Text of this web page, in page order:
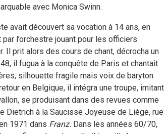
avec Monica Swinn.
avait découvert sa vocation à 14 ans, en
l’orchestre jouant pour les officiers
Il prit alors des cours de chant, décrocha un
il fugua à la conquête de Paris et chantait
silhouette fragile mais voix de baryton
en Belgique, il intégra une troupe, imitant
se produisant dans des revues comme
Dietrich à la Saucisse Joyeuse de Liège, rue
1971 dans Franz. Dans les années 60/70,